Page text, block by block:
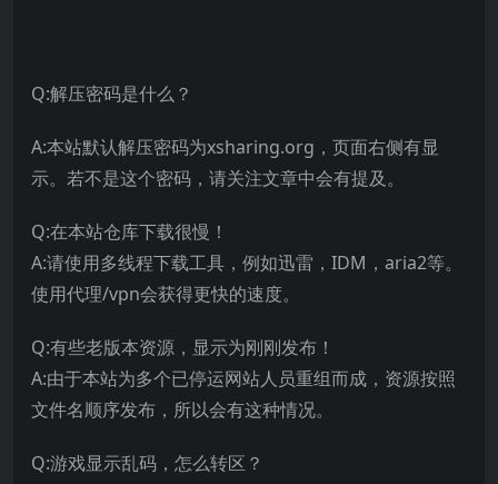
Q:解压密码是什么？
A:本站默认解压密码为xsharing.org，页面右侧有显
示。若不是这个密码，请关注文章中会有提及。
Q:在本站仓库下载很慢！
A:请使用多线程下载工具，例如迅雷，IDM，aria2等。
使用代理/vpn会获得更快的速度。
Q:有些老版本资源，显示为刚刚发布！
A:由于本站为多个已停运网站人员重组而成，资源按照
文件名顺序发布，所以会有这种情况。
Q:游戏显示乱码，怎么转区？